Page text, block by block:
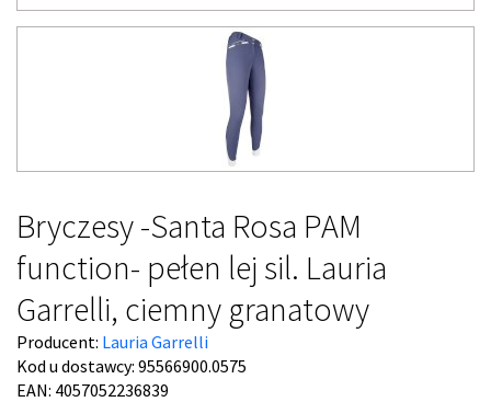
Bryczesy -Santa Rosa PAM
function- pełen lej sil. Lauria
Garrelli, ciemny granatowy
Producent: Lauria Garrelli
Kod u dostawcy: 95566900.0575
EAN: 4057052236839